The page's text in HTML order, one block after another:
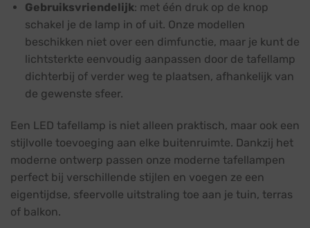
Gebruiksvriendelijk: met één druk op de knop
schakel je de lamp in of uit. Onze modellen
beschikken niet over een dimfunctie, maar je kunt de
lichtsterkte eenvoudig aanpassen door de tafellamp
dichterbij of verder weg te plaatsen, afhankelijk van
de gewenste sfeer.
Een LED tafellamp is niet alleen praktisch, maar ook een
stijlvolle toevoeging aan elke buitenruimte. Dankzij het
moderne ontwerp passen onze moderne tafellampen
perfect bij verschillende stijlen en voegen ze een
eigentijdse, sfeervolle uitstraling toe aan je tuin, terras
of balkon.